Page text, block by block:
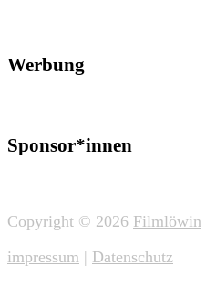
Werbung
Sponsor*innen
Copyright © 2026 Filmlöwin
impressum | Datenschutz